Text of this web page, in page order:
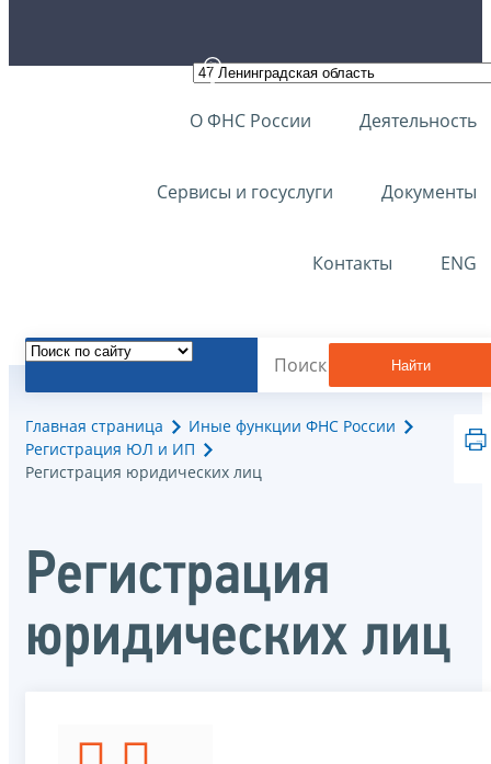
О ФНС России Деятельность
Сервисы и госуслуги Документы
Контакты ENG
Найти
Главная страница
Иные функции ФНС России
Регистрация ЮЛ и ИП
Регистрация юридических лиц
Регистрация
юридических лиц